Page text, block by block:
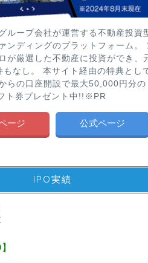
ループ会社が運営する不動産投資
ンディングのプラットフォーム。 1
が厳選した不動産に投資ができ、
もなし。 本サイト経由の特典とし
らの口座開設で最大50,000円分の
ト券プレゼント中!!※PR
ージ 公式ページ
IPO実績